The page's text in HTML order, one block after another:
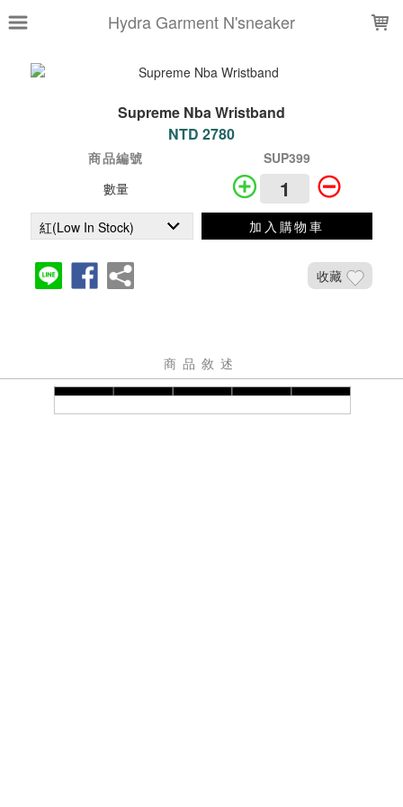
Hydra Garment N'sneaker
Supreme Nba Wristband
NTD 2780
商品編號
SUP399
數量
加入購物車
收藏
商品敘述